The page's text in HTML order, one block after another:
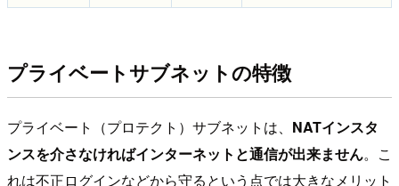
プライベートサブネットの特徴
プライベート（プロテクト）サブネットは、 NATインスタ
ンスを介さなければインターネットと通信が出来ません。こ
れは不正ログインなどから守るという点では大きなメリット